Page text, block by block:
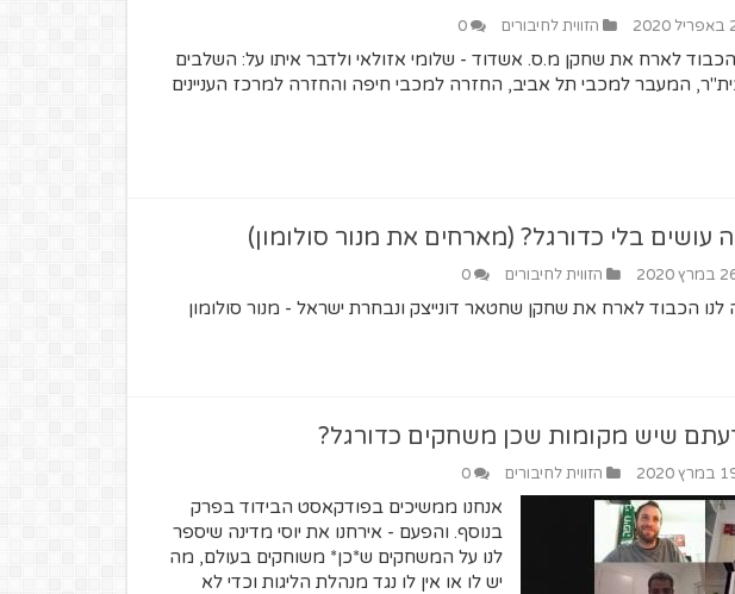
2020 הזווית לחיבורים 0
היה לנו הכבוד לארח את שחקן מ.ס. אשדוד - שלומי אזולאי ולדבר איתו על: השלבים
המעבר למכבי תל אביב, החזרה למכבי חיפה והחזרה למרכז העניינים
2020 הזווית לחיבורים 0
2020 הזווית לחיבורים 0
אנחנו ממשיכים בפודקאסט הבידוד בפרק
בנוסף. והפעם - אירחנו את יוסי מדינה שיספר
לנו על המשחקים ש*כן* משוחקים בעולם, מה
יש לו או אין לו נגד מנהלת הליגות וכדי לא